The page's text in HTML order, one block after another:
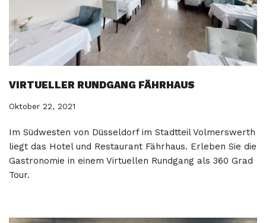
VIRTUELLER RUNDGANG FÄHRHAUS
Oktober 22, 2021
Im Südwesten von Düsseldorf im Stadtteil Volmerswerth
liegt das Hotel und Restaurant Fährhaus. Erleben Sie die
Gastronomie in einem Virtuellen Rundgang als 360 Grad
Tour.